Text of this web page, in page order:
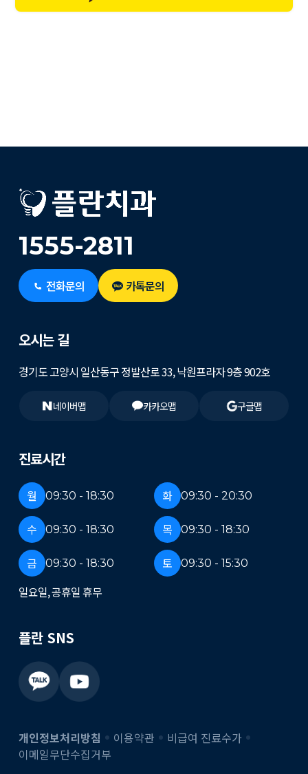
1555-2811
전화문의 카톡문의
진료시간
월 09:30 - 18:30 화 09:30 - 20:30
수 09:30 - 18:30 목 09:30 - 18:30
금 09:30 - 18:30 토 09:30 - 15:30
일요일, 공휴일 휴무
오시는 길
경기도 고양시 일산동구 정발산로 33, 낙원프라자 9층 902호
네이버맵 카카오맵 구글맵
플란 SNS
개인정보처리방침 이용약관
비급여 진료수가
이메일무단수집거부